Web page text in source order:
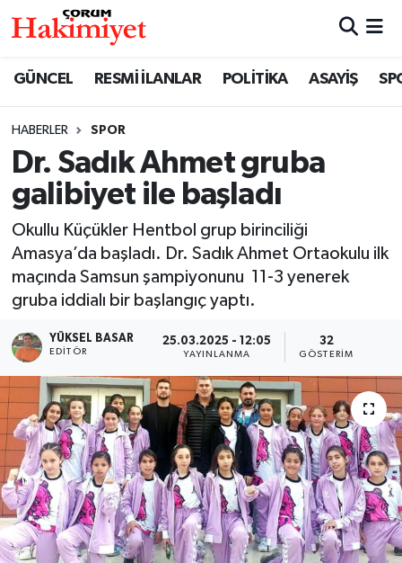
GÜNCEL RESMİ İLANLAR POLİTİKA ASAYİŞ
HABERLER SPOR
Dr. Sadık Ahmet gruba
galibiyet ile başladı
Okullu Küçükler Hentbol grup birinciliği
Amasya’da başladı. Dr. Sadık Ahmet Ortaokulu ilk
maçında Samsun şampiyonunu 11-3 yenerek
gruba iddialı bir başlangıç yaptı.
YÜKSEL BASAR
EDITÖR
25.03.2025 - 12:05
YAYINLANMA
32
GÖSTERIM
SAĞLIK
ASAYİŞ
EKONOMİ
GÜNCEL
AKTÜEL
EĞİTİM
İLÇELER
OTOPARK
TEKNOLOJİ
Nöbetçi Eczaneler
Çorum Namaz Vakitleri
Trafik Durumu
Süper Lig Puan Durumu ve Fikstür
Tüm Manşetler
Son Dakika Haberleri
Haber Arşivi